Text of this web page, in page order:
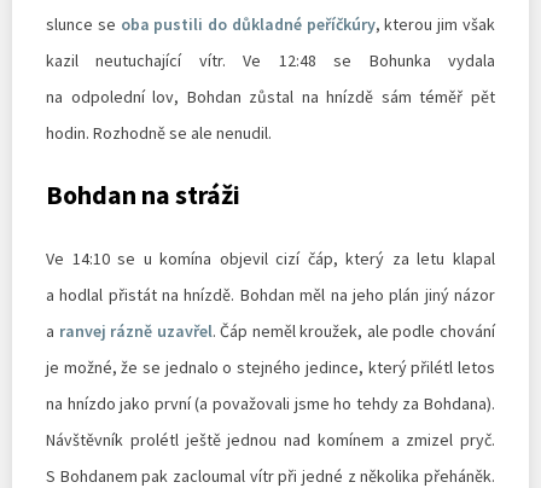
slunce se oba pustili do důkladné peříčkúry, kterou jim však
kazil neutuchající vítr. Ve 12:48 se Bohunka vydala
na odpolední lov, Bohdan zůstal na hnízdě sám téměř pět
hodin. Rozhodně se ale nenudil.
Bohdan na stráži
Ve 14:10 se u komína objevil cizí čáp, který za letu klapal
a hodlal přistát na hnízdě. Bohdan měl na jeho plán jiný názor
a ranvej rázně uzavřel. Čáp neměl kroužek, ale podle chování
je možné, že se jednalo o stejného jedince, který přilétl letos
na hnízdo jako první (a považovali jsme ho tehdy za Bohdana).
Návštěvník prolétl ještě jednou nad komínem a zmizel pryč.
S Bohdanem pak zacloumal vítr při jedné z několika přeháněk.